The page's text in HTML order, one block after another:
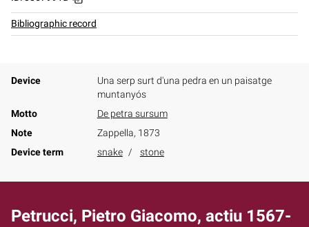
Bibliographic record
Device
Una serp surt d'una pedra en un paisatge
muntanyós
Motto
De petra sursum
Note
Zappella, 1873
Device term
snake stone
Petrucci, Pietro Giacomo, actiu 1567-